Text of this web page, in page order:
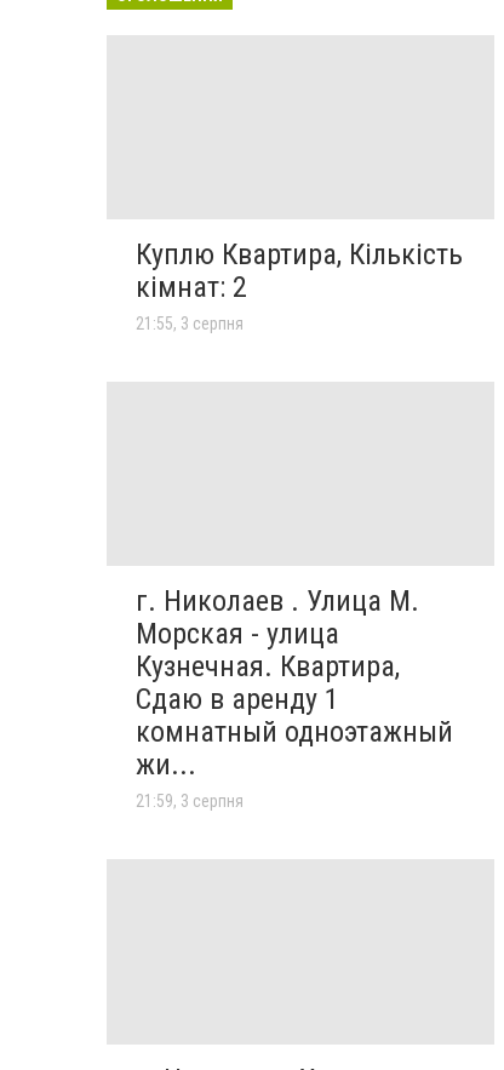
Куплю Квартира, Кількість
кімнат: 2
21:55, 3 серпня
г. Николаев . Улица М.
Морская - улица
Кузнечная. Квартира,
Сдаю в аренду 1
комнатный одноэтажный
жи...
21:59, 3 серпня